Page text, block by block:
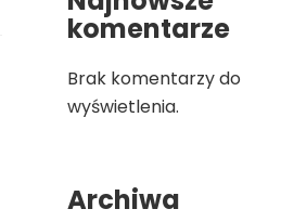
komentarze
Brak komentarzy do
wyświetlenia.
Archiwa